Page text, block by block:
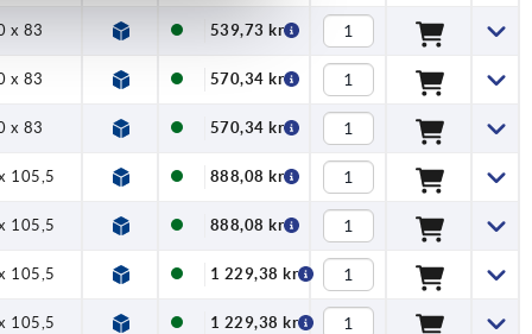
x 83 539,73 kr
x 83 570,34 kr
x 83 570,34 kr
105,5 888,08 kr
105,5 888,08 kr
105,5 1 229,38 kr
105,5 1 229,38 kr